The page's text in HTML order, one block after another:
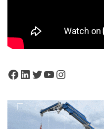
Facebook
LinkedIn
Twitter
YouTube
Instagram